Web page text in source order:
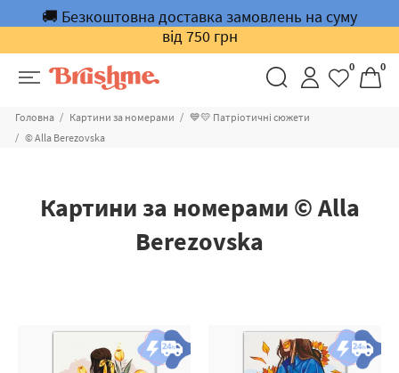
🚚 Безкоштовна доставка замовлень на суму
від 750 грн
0 0
Головна Картини за номерами
💙💛 Патріотичні сюжети
© Alla Berezovska
Картини за номерами © Alla
Berezovska